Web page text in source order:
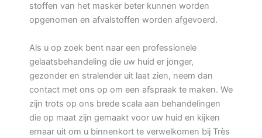
stoffen van het masker beter kunnen worden
opgenomen en afvalstoffen worden afgevoerd.
Als u op zoek bent naar een professionele
gelaatsbehandeling die uw huid er jonger,
gezonder en stralender uit laat zien, neem dan
contact met ons op om een afspraak te maken. We
zijn trots op ons brede scala aan behandelingen
die op maat zijn gemaakt voor uw huid en kijken
ernaar uit om u binnenkort te verwelkomen bij Très